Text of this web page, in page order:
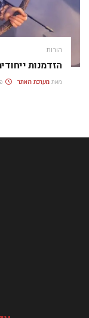
הורות
הזדמנות
מאת מערכת האתר